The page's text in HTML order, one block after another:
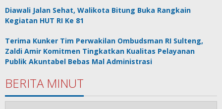
Diawali Jalan Sehat, Walikota Bitung Buka Rangkain
Kegiatan HUT RI Ke 81
Terima Kunker Tim Perwakilan Ombudsman RI Sulteng,
Zaldi Amir Komitmen Tingkatkan Kualitas Pelayanan
Publik Akuntabel Bebas Mal Administrasi
BERITA MINUT